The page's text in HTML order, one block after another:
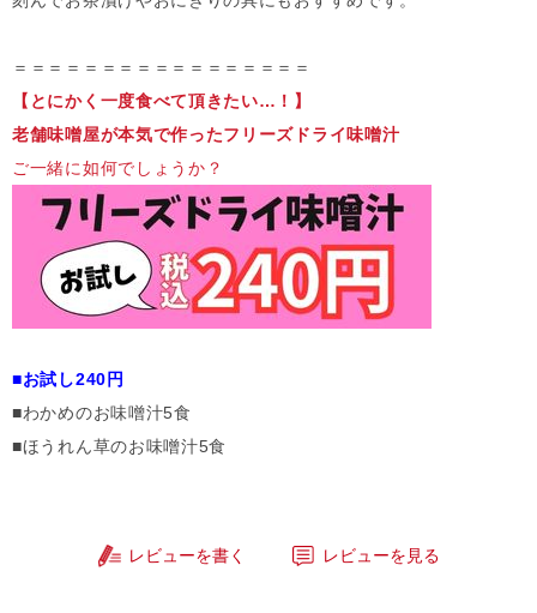
＝＝＝＝＝＝＝＝＝＝＝＝＝＝＝＝＝
【とにかく一度食べて頂きたい…！】
老舗味噌屋が本気で作ったフリーズドライ味噌汁
ご一緒に如何でしょうか？
■お試し240円
■わかめのお味噌汁5食
■ほうれん草のお味噌汁5食
レビューを書く レビューを見る